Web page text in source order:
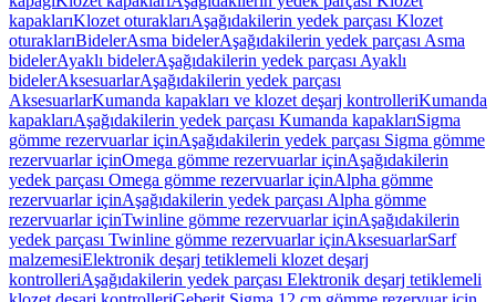
kapaklarıKlozet oturaklarıAşağıdakilerin yedek parçası Klozet
oturaklarıBidelerAsma bidelerAşağıdakilerin yedek parçası Asma
bidelerAyaklı bidelerAşağıdakilerin yedek parçası Ayaklı
bidelerAksesuarlarAşağıdakilerin yedek parçası
AksesuarlarKumanda kapakları ve klozet deşarj kontrolleriKumanda
kapaklarıAşağıdakilerin yedek parçası Kumanda kapaklarıSigma
gömme rezervuarlar içinAşağıdakilerin yedek parçası Sigma gömme
rezervuarlar içinOmega gömme rezervuarlar içinAşağıdakilerin
yedek parçası Omega gömme rezervuarlar içinAlpha gömme
rezervuarlar içinAşağıdakilerin yedek parçası Alpha gömme
rezervuarlar içinTwinline gömme rezervuarlar içinAşağıdakilerin
yedek parçası Twinline gömme rezervuarlar içinAksesuarlarSarf
malzemesiElektronik deşarj tetiklemeli klozet deşarj
kontrolleriAşağıdakilerin yedek parçası Elektronik deşarj tetiklemeli